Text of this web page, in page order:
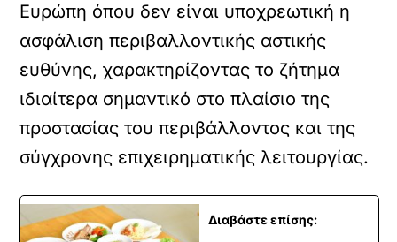
Ευρώπη όπου δεν είναι υποχρεωτική η
ασφάλιση περιβαλλοντικής αστικής
ευθύνης, χαρακτηρίζοντας το ζήτημα
ιδιαίτερα σημαντικό στο πλαίσιο της
προστασίας του περιβάλλοντος και της
σύγχρονης επιχειρηματικής λειτουργίας.
Διαβάστε επίσης: